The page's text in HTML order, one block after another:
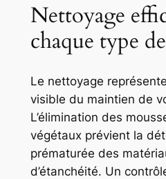
Nettoyage
chaque type
Le nettoyage
visible du maintien de
L’élimination des
végétaux prévient la
prématurée des
d’étanchéité. Un